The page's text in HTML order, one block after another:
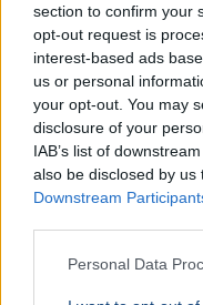
section to confirm your
opt-out request is
interest-based ads
us or personal
your opt-out. You may
disclosure of your
IAB’s list of
also be disclosed by
Downstream
Personal Data
BELFÖLD 2026.
Megkezdődik a
Óbudai